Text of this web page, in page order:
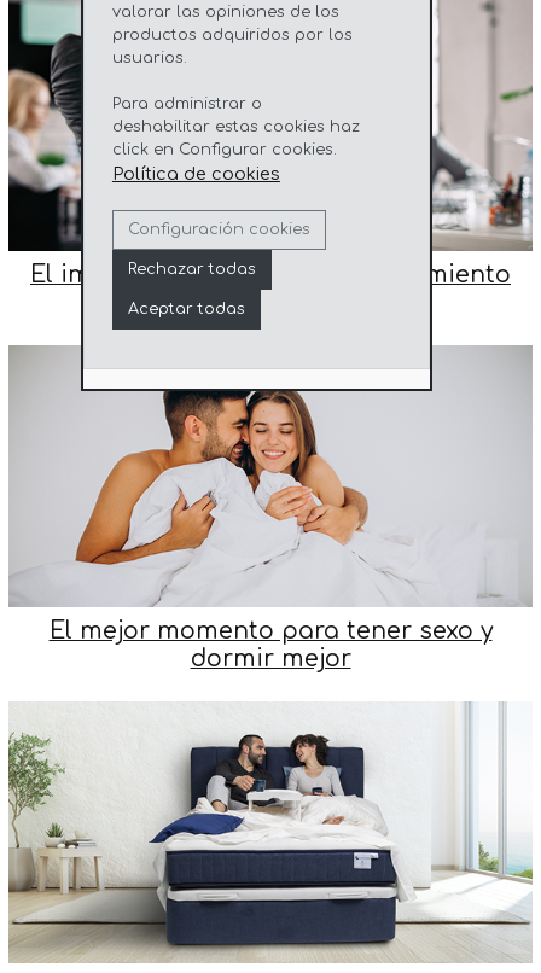
El impacto del sueño en el rendimiento
académico y laboral
El mejor momento para tener sexo y
dormir mejor
valorar las opiniones de los
productos adquiridos por los
usuarios.
Para administrar o
deshabilitar estas cookies haz
click en Configurar cookies.
Política de cookies
Configuración cookies
Rechazar todas
Aceptar todas